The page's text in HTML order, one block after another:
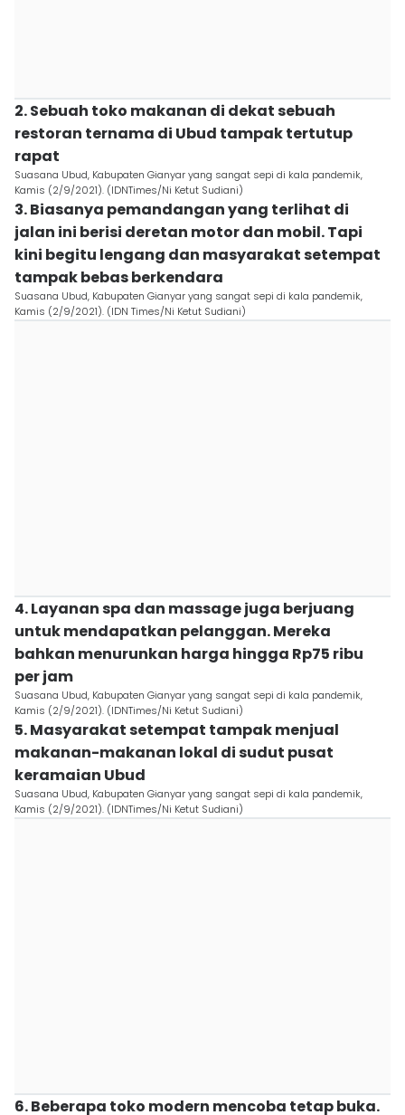
2. Sebuah toko makanan di dekat sebuah
restoran ternama di Ubud tampak tertutup
rapat
Suasana Ubud, Kabupaten Gianyar yang sangat sepi di kala pandemik,
Kamis (2/9/2021). (IDNTimes/Ni Ketut Sudiani)
3. Biasanya pemandangan yang terlihat di
jalan ini berisi deretan motor dan mobil. Tapi
kini begitu lengang dan masyarakat setempat
tampak bebas berkendara
Suasana Ubud, Kabupaten Gianyar yang sangat sepi di kala pandemik,
Kamis (2/9/2021). (IDN Times/Ni Ketut Sudiani)
4. Layanan spa dan massage juga berjuang
untuk mendapatkan pelanggan. Mereka
bahkan menurunkan harga hingga Rp75 ribu
per jam
Suasana Ubud, Kabupaten Gianyar yang sangat sepi di kala pandemik,
Kamis (2/9/2021). (IDNTimes/Ni Ketut Sudiani)
5. Masyarakat setempat tampak menjual
makanan-makanan lokal di sudut pusat
keramaian Ubud
Suasana Ubud, Kabupaten Gianyar yang sangat sepi di kala pandemik,
Kamis (2/9/2021). (IDNTimes/Ni Ketut Sudiani)
6. Beberapa toko modern mencoba tetap buka.